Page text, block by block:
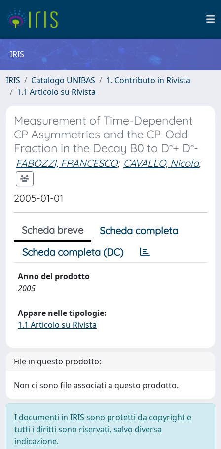
IRIS
IRIS Catalogo UNIBAS
1. Contributo in Rivista
1.1 Articolo su Rivista
Measurement of Time-Dependent
CP Asymmetries and the CP-Odd
Fraction in the Decay B0 to D*+ D*-
FABOZZI, FRANCESCO; CAVALLO, Nicola;
2005-01-01
Scheda breve
Scheda completa
Scheda completa (DC)
Anno del prodotto
2005
Appare nelle tipologie:
1.1 Articolo su Rivista
File in questo prodotto:
Non ci sono file associati a questo prodotto.
I documenti in IRIS sono protetti da copyright e
tutti i diritti sono riservati, salvo diversa
indicazione.